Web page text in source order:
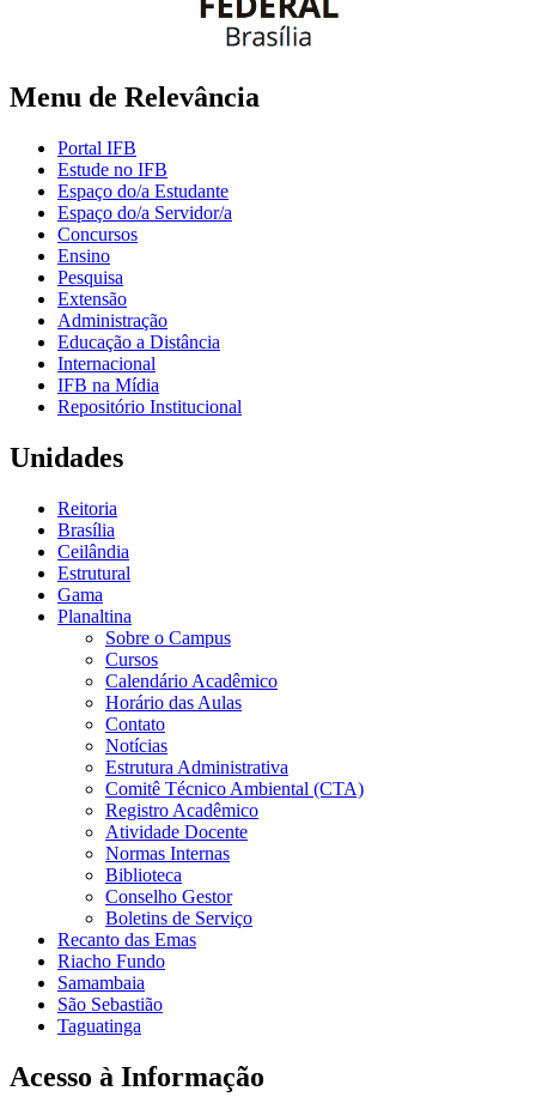
Menu de Relevância
Portal IFB
Estude no IFB
Espaço do/a Estudante
Espaço do/a Servidor/a
Concursos
Ensino
Pesquisa
Extensão
Administração
Educação a Distância
Internacional
IFB na Mídia
Repositório Institucional
Unidades
Reitoria
Brasília
Ceilândia
Estrutural
Gama
Planaltina
Sobre o Campus
Cursos
Calendário Acadêmico
Horário das Aulas
Contato
Notícias
Estrutura Administrativa
Comitê Técnico Ambiental (CTA)
Registro Acadêmico
Atividade Docente
Normas Internas
Biblioteca
Conselho Gestor
Boletins de Serviço
Recanto das Emas
Riacho Fundo
Samambaia
São Sebastião
Taguatinga
Acesso à Informação